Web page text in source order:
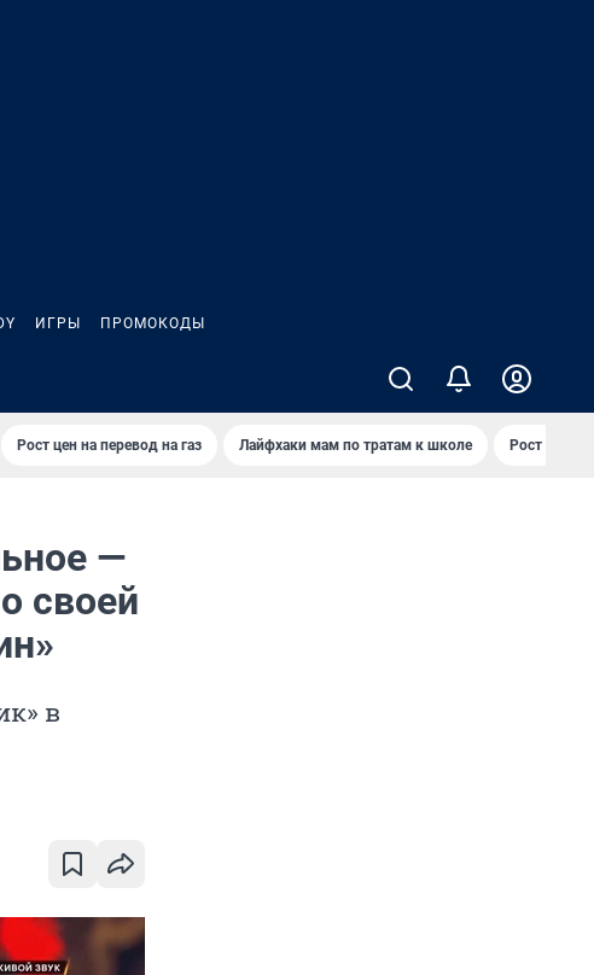
ИГРЫ ПРОМОКОДЫ
Рост цен на перевод на газ Лайфхаки мам по тратам к школе Рост цен на
—
своей
в